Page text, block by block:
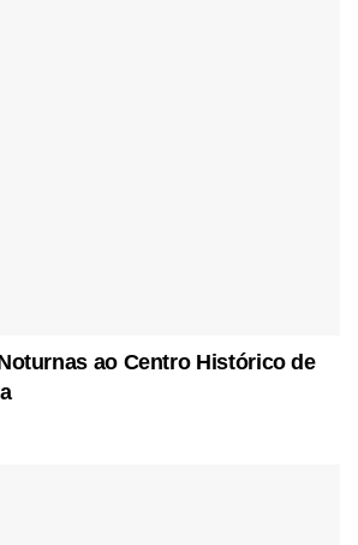
ao Centro Histórico de